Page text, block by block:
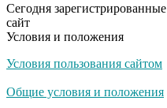
не раз
Скрытая камера
люди вытворяют,
Сегодня
сайт
Условия и положения
Условия пользования сайтом
Общие условия и положения